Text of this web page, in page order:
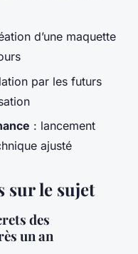
d’une maquette
par les futurs
: lancement
ajusté
sur le sujet
des
un an